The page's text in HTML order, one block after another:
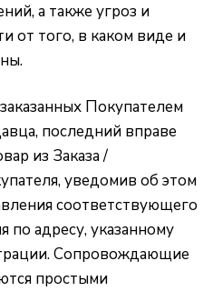
а также угроз и
от того, в каком виде и
Покупателем
последний вправе
из Заказа /
уведомив об этом
соответствующего
по адресу, указанному
Сопровождающие
простыми